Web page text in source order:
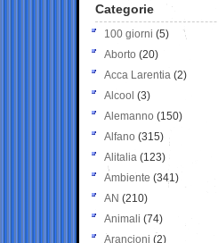
Categorie
100 giorni (5)
Aborto (20)
Acca Larentia (2)
Alcool (3)
Alemanno (150)
Alfano (315)
Alitalia (123)
Ambiente (341)
AN (210)
Animali (74)
Arancioni (2)